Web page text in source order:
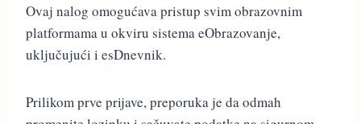
Ovaj nalog omogućava pristup svim obrazovnim
platformama u okviru sistema eObrazovanje,
uključujući i esDnevnik.
Prilikom prve prijave, preporuka je da odmah